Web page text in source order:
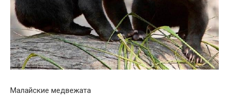
Малайские медвежата